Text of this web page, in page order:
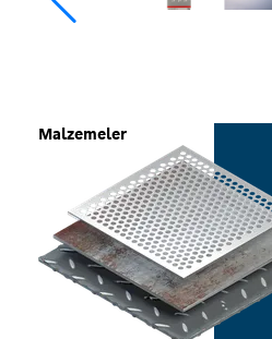
Malzemeler